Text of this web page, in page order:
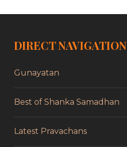
DIRECT NAVIGATION
Gunayatan
Best of Shanka Samadhan
Latest Pravachans